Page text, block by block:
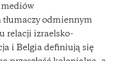
mediów
odmiennym
relacji izraelsko-
i Belgia definiują się